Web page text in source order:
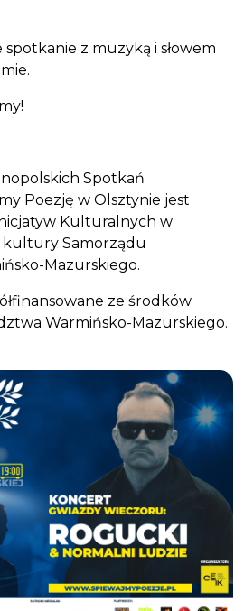
z muzyką i słowem
Spotkań
Poezję w Olsztynie jest
Kulturalnych w
kultury Samorządu
Mazurskiego.
ze środków
Warmińsko-Mazurskiego.